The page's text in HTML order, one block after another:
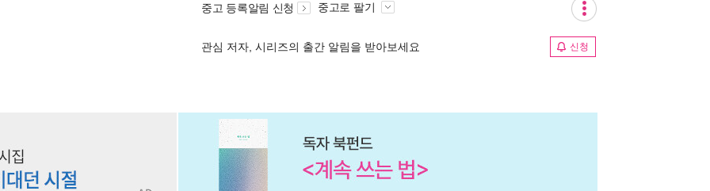
중고 등록알림 신청 중고로 팔기
관심 저자, 시리즈의 출간 알림을 받아보세요 신청